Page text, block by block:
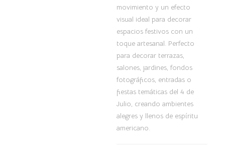
movimiento y un efecto
visual ideal para decorar
espacios festivos con un
toque artesanal. Perfecto
para decorar terrazas,
salones, jardines, fondos
fotográficos, entradas o
fiestas temáticas del 4 de
Julio, creando ambientes
alegres y llenos de espíritu
americano.